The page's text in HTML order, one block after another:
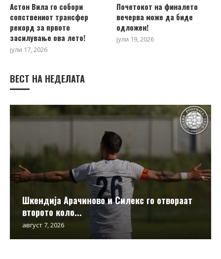
Астон Вила го собори
сопствениот трансфер
рекорд за првото
засилување ова лето!
јули 17, 2026
Почетокот на финалето
вечерва може да биде
одложен!
јули 19, 2026
ВЕСТ НА НЕДЕЛАТА
Шкендија Арачиново и Силекс го отвораат
второто коло...
август 7, 2026